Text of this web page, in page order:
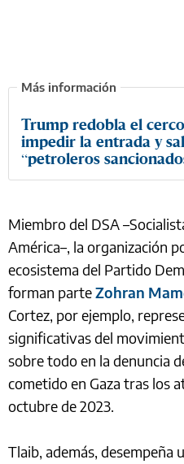
Trump redobla el
impedir la entrada y
“petroleros
Miembro del DSA
América–, la organización
ecosistema del Partido
forman parteZohran
Cortez, por ejemplo,
significativas del
sobre todo en la denuncia
cometido en Gaza tras los
octubre de 2023.
Tlaib, además, desempeña